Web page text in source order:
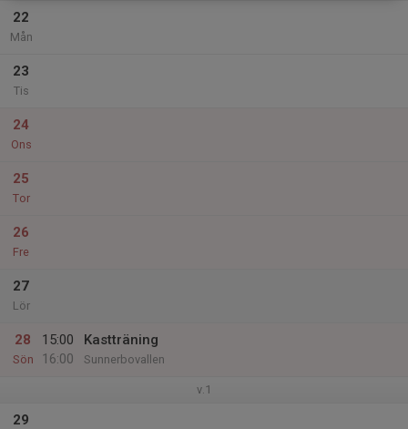
22
Mån
23
Tis
24
Ons
25
Tor
26
Fre
27
Lör
28
Sön
15:00
16:00
Kastträning
Sunnerbovallen
v.1
29